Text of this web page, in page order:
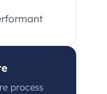
process